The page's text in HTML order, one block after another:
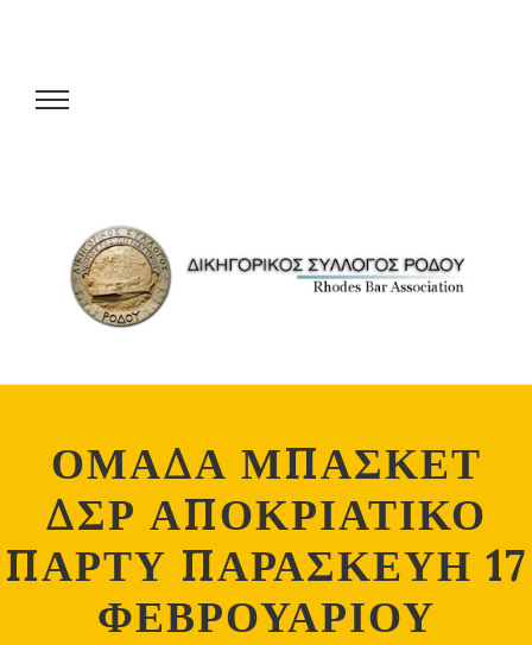
ΟΜΑΔΑ ΜΠΑΣΚΕΤ
ΔΣΡ ΑΠΟΚΡΙΑΤΙΚΟ
ΠΑΡΤΥ ΠΑΡΑΣΚΕΥΗ 17
ΦΕΒΡΟΥΑΡΙΟΥ